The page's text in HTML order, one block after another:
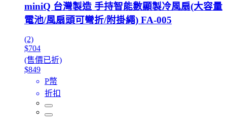
miniQ 台灣製造 手持智能數顯製冷風扇(大容量
電池/風扇頭可彎折/附掛繩) FA-005
(2)
$704
(售價已折)
$849
P幣
折扣